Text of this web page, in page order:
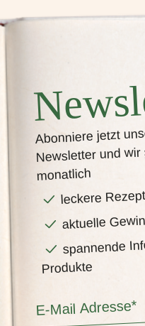
Abonniere jetzt
Newsletter und
monatlich
leckere
aktuelle
spannende
Produkte